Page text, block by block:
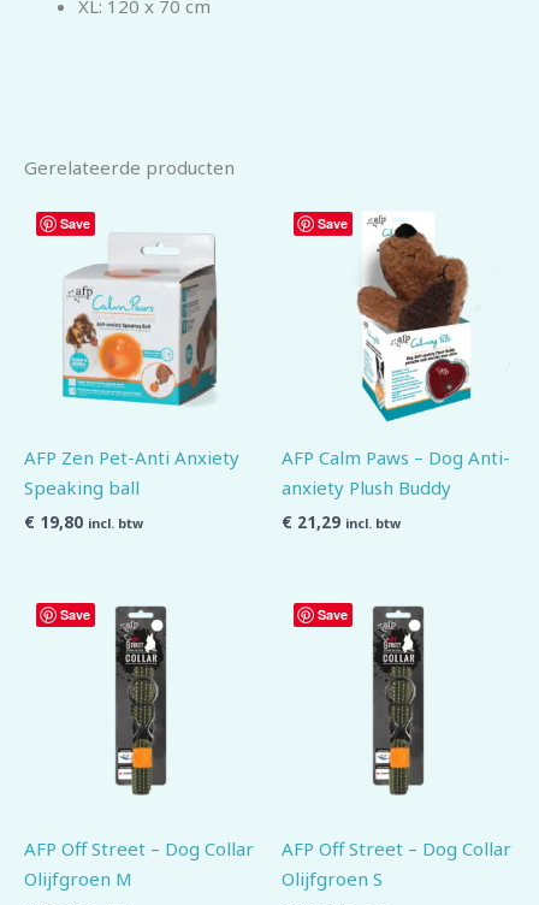
XL: 120 x 70 cm
Gerelateerde producten
Save
AFP Zen Pet-Anti Anxiety
Speaking ball
€ 19,80 incl. btw
Save
AFP Calm Paws – Dog Anti-
anxiety Plush Buddy
€ 21,29 incl. btw
Save
AFP Off Street – Dog Collar
Olijfgroen M
Save
AFP Off Street – Dog Collar
Olijfgroen S